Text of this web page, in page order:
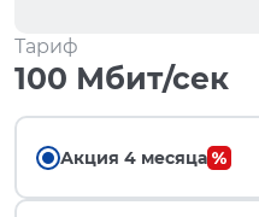
Тариф
100 Мбит/сек
Акция 4 месяца